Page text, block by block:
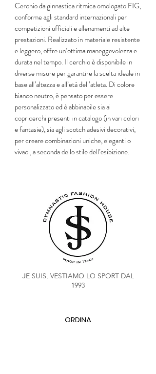
Cerchio da ginnastica ritmica omologato FIG,
conforme agli standard internazionali per
competizioni ufficiali e allenamenti ad alte
prestazioni. Realizzato in materiale resistente
e leggero, offre un’ottima maneggevolezza e
durata nel tempo. Il cerchio è disponibile in
diverse misure per garantire la scelta ideale in
base all’altezza e all’età dell’atleta. Di colore
bianco neutro, è pensato per essere
personalizzato ed è abbinabile sia ai
copricerchi presenti in catalogo (in vari colori
e fantasie), sia agli scotch adesivi decorativi,
per creare combinazioni uniche, eleganti o
vivaci, a seconda dello stile dell’esibizione.
JE SUIS, VESTIAMO LO SPORT DAL
1993
ORDINA